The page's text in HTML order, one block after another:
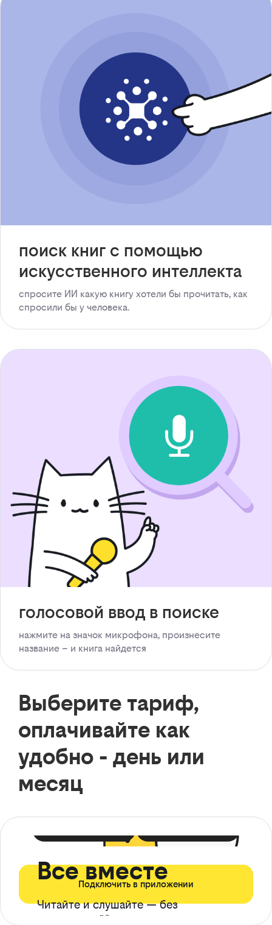
поиск книг с помощью
искусственного интеллекта
спросите ИИ какую книгу хотели бы прочитать, как
спросили бы у человека.
голосовой ввод в поиске
нажмите на значок микрофона, произнесите
название – и книга найдется
Выберите тариф,
оплачивайте как
удобно - день или
месяц
Все вместе
Читайте и слушайте — без
ограничений*
Подключить в приложении